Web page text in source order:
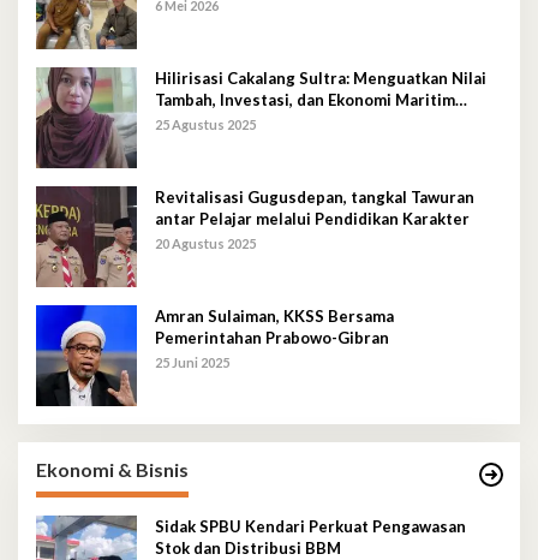
6 Mei 2026
Hilirisasi Cakalang Sultra: Menguatkan Nilai
Tambah, Investasi, dan Ekonomi Maritim
Berkelanjutan
25 Agustus 2025
Revitalisasi Gugusdepan, tangkal Tawuran
antar Pelajar melalui Pendidikan Karakter
20 Agustus 2025
Amran Sulaiman, KKSS Bersama
Pemerintahan Prabowo-Gibran
25 Juni 2025
Ekonomi & Bisnis
Sidak SPBU Kendari Perkuat Pengawasan
Stok dan Distribusi BBM